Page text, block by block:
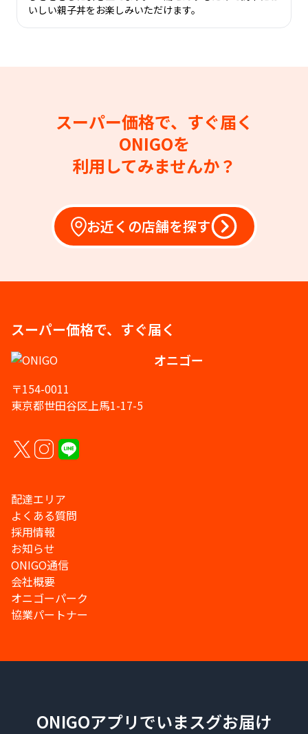
いしい親子丼をお楽しみいただけます。
スーパー価格で、すぐ届く
ONIGOを
利用してみませんか？
お近くの店舗を探す
スーパー価格で、すぐ届く
オニゴー
〒154-0011
東京都世田谷区上馬1-17-5
配達エリア
よくある質問
採用情報
お知らせ
ONIGO通信
会社概要
オニゴーパーク
協業パートナー
ONIGOアプリでいまスグお届け